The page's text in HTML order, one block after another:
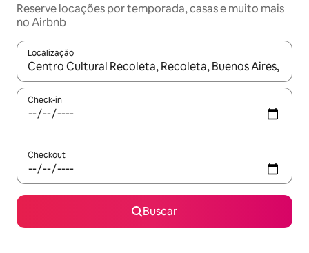
Reserve locações por temporada, casas e muito mais
no Airbnb
Localização
Quando os resultados estiverem disponíveis, explore-os
Check-in
Checkout
Buscar